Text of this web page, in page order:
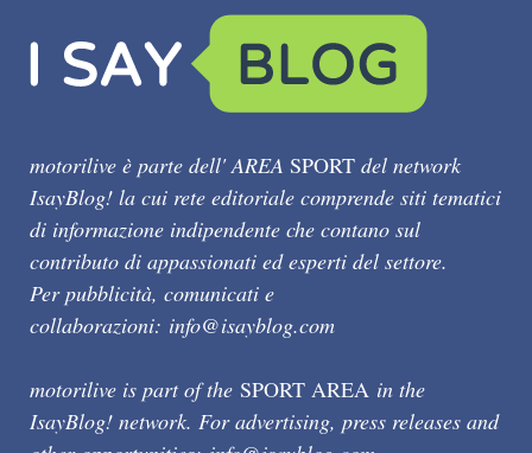
motorilive è parte dell' AREA SPORT del network
IsayBlog! la cui rete editoriale comprende siti tematici
di informazione indipendente che contano sul
contributo di appassionati ed esperti del settore.
Per pubblicità, comunicati e
collaborazioni: info@isayblog.com
motorilive is part of the SPORT AREA in the
IsayBlog! network. For advertising, press releases and